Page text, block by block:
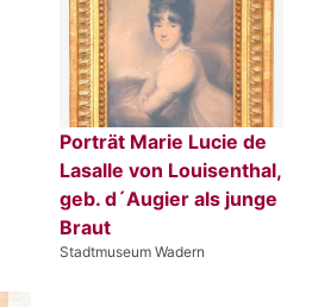
Porträt Marie Lucie de
Lasalle von Louisenthal,
geb. d´Augier als junge
Braut
Stadtmuseum Wadern